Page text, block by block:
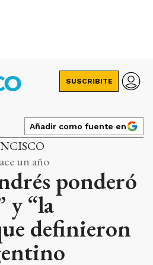
SUSCRIBITE
Añadir como fuente en
un año
ponderó
y “la
definieron